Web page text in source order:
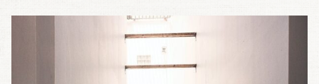
Lees meer over Meegemaakt – Erg jong voor een hartaanval